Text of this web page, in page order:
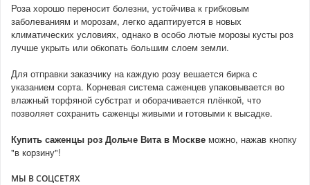
Роза хорошо переносит болезни, устойчива к грибковым
заболеваниям и морозам, легко адаптируется в новых
климатических условиях, однако в особо лютые морозы кусты роз
лучше укрыть или обкопать большим слоем земли.
Для отправки заказчику на каждую розу вешается бирка с
указанием сорта. Корневая система саженцев упаковывается во
влажный торфяной субстрат и оборачивается плёнкой, что
позволяет сохранить саженцы живыми и готовыми к высадке.
Купить саженцы роз Дольче Вита в Москве можно, нажав кнопку
"в корзину"!
МЫ В СОЦСЕТЯХ